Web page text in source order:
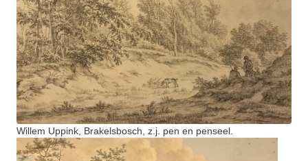
Willem Uppink, Brakelsbosch, z.j. pen en penseel.